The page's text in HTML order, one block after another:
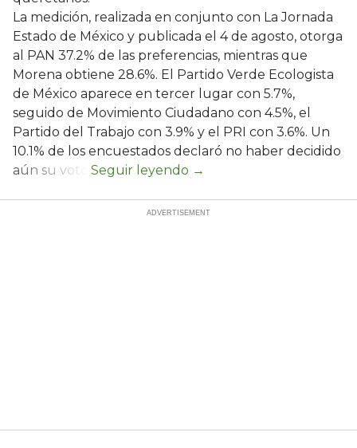
La medición, realizada en conjunto con La Jornada
Estado de México y publicada el 4 de agosto, otorga
al PAN 37.2% de las preferencias, mientras que
Morena obtiene 28.6%. El Partido Verde Ecologista
de México aparece en tercer lugar con 5.7%,
seguido de Movimiento Ciudadano con 4.5%, el
Partido del Trabajo con 3.9% y el PRI con 3.6%. Un
10.1% de los encuestados declaró no haber decidido
aún su voto.